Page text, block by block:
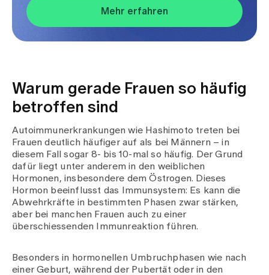
Mehr erfahren
Warum gerade Frauen so häufig
betroffen sind
Autoimmunerkrankungen wie Hashimoto treten bei
Frauen deutlich häufiger auf als bei Männern – in
diesem Fall sogar 8- bis 10-mal so häufig. Der Grund
dafür liegt unter anderem in den weiblichen
Hormonen, insbesondere dem Östrogen. Dieses
Hormon beeinflusst das Immunsystem: Es kann die
Abwehrkräfte in bestimmten Phasen zwar stärken,
aber bei manchen Frauen auch zu einer
überschiessenden Immunreaktion führen.
Besonders in hormonellen Umbruchphasen wie nach
einer Geburt, während der Pubertät oder in den